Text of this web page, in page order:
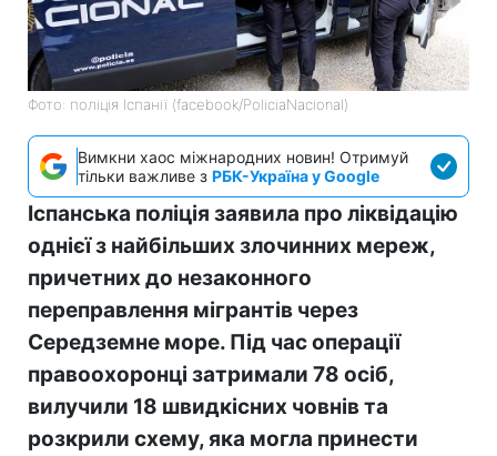
Фото: поліція Іспанії (facebook/PoliciaNacional)
Вимкни хаос міжнародних новин! Отримуй
тільки важливе з РБК-Україна у Google
Іспанська поліція заявила про ліквідацію
однієї з найбільших злочинних мереж,
причетних до незаконного
переправлення мігрантів через
Середземне море. Під час операції
правоохоронці затримали 78 осіб,
вилучили 18 швидкісних човнів та
розкрили схему, яка могла принести